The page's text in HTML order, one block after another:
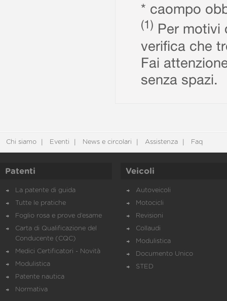
* caompo
(1) Per motivi
verifica che
Fai
senza spazi.
Chi siamo Eventi News e circolari Assistenza Faq
Patenti
La patente di guida
Tutte le pratiche
Foglio rosa e prove d’esame
Carta di Qualificazione del
Conducente (CQC)
Medici Certificatori - Novità
Modulistica
Patente nautica
Normativa
Veicoli
Autoveicoli
Motocicli
Revisioni
Collaudi
Modulistica
Documento Unico
STED